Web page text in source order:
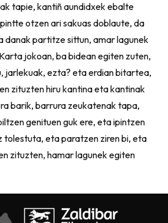
tapie, kantiñ aundidxek ebalte
otzen ari sakuas doblaute, da
danak partitze sittun, amar lagunek
jokoan, ba bidean egiten zuten,
jarlekuak, ezta? eta erdian bitartea,
zituzten hiru kantina eta kantinak
barik, barrura zeukatenak tapa,
genituen guk ere, eta ipintzen
tolestuta, eta paratzen ziren bi, eta
zituzten, hamar lagunek egiten